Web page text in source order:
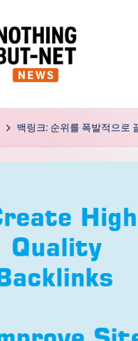
백링크: 순위를 폭발적으로